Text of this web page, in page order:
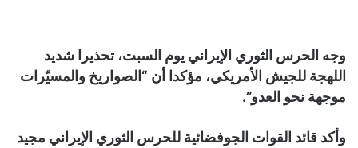
وجه الحرس الثوري الإيراني يوم السبت، تحذيرا شديد
اللهجة للجيش الأمريكي، مؤكدا أن “الصواريخ والمسيّرات
موجهة نحو العدو”.
وأكد قائد القوات الجوفضائية للحرس الثوري الإيراني مجيد